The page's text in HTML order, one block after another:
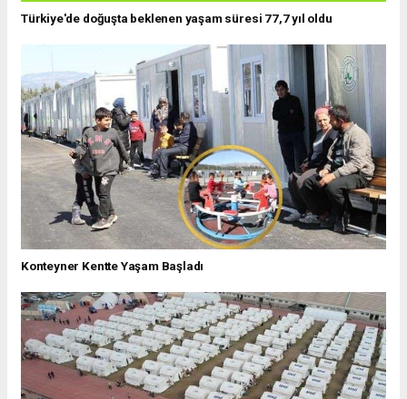
Türkiye'de doğuşta beklenen yaşam süresi 77,7 yıl oldu
Konteyner Kentte Yaşam Başladı